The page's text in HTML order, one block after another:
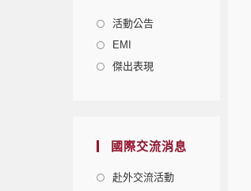
活動公告
EMI
傑出表現
國際交流消息
赴外交流活動